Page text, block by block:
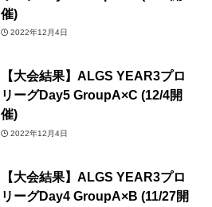
催)
2022年12月4日
【大会結果】ALGS YEAR3プロ
リーグDay5 GroupA×C (12/4開
催)
2022年12月4日
【大会結果】ALGS YEAR3プロ
リーグDay4 GroupA×B (11/27開